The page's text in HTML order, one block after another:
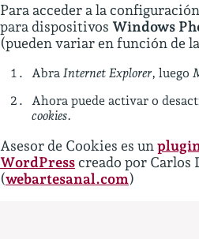
Para acceder a la
para dispositivos Windows
(pueden variar en función de
Abra Internet Explorer, luego
Ahora puede activar o
cookies.
Asesor de Cookies es un
WordPresscreado por Carlos
(webartesanal.com)